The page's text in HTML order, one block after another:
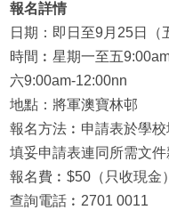
報名詳情
日期：即日至9月25日（
時間︰星期一至五
六9:00am-12:00nn
地點：將軍澳寶林邨
報名方法︰申請表於學
填妥申請表連同所需文
報名費︰$50（只收現金）
查詢電話︰2701 0011